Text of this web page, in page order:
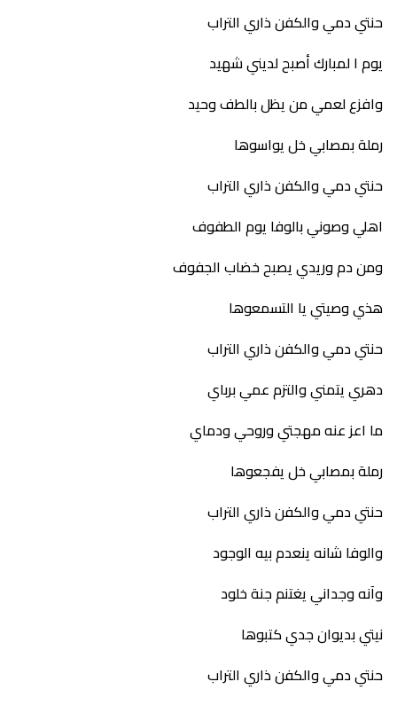
حنتي دمي والكفن ذاري التراب
يوم ا لمبارك أصبح لديني شهيد
وافزع لعمي من يظل بالطف وحيد
رملة بمصابي خل يواسوها
حنتي دمي والكفن ذاري التراب
اهلي وصوني بالوفا يوم الطفوف
ومن دم وريدي يصبح خضاب الجفوف
هذي وصيتي يا التسمعوها
حنتي دمي والكفن ذاري التراب
دهري يتمني والتزم عمي برباي
ما اعز عنه مهجتي وروحي ودماي
رملة بمصابي خل يفجعوها
حنتي دمي والكفن ذاري التراب
والوفا شانه ينعدم بيه الوجود
وآنه وجداني يغتنم جنة خلود
نيتي بديوان جدي كتبوها
حنتي دمي والكفن ذاري التراب